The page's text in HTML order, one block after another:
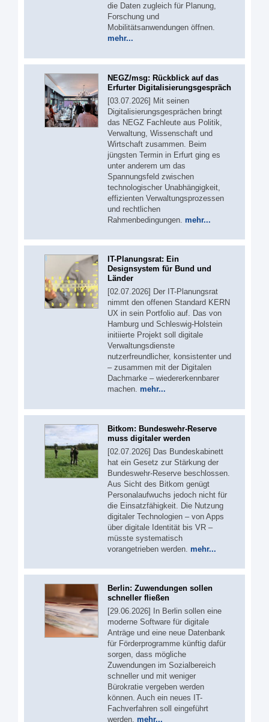
die Daten zugleich für Planung,
Forschung und
Mobilitätsanwendungen öffnen.
mehr...
NEGZ/msg: Rückblick auf das
Erfurter Digitalisierungsgespräch
[03.07.2026] Mit seinen
Digitalisierungsgesprächen bringt
das NEGZ Fachleute aus Politik,
Verwaltung, Wissenschaft und
Wirtschaft zusammen. Beim
jüngsten Termin in Erfurt ging es
unter anderem um das
Spannungsfeld zwischen
technologischer Unabhängigkeit,
effizienten Verwaltungsprozessen
und rechtlichen
Rahmenbedingungen. mehr...
IT-Planungsrat: Ein
Designsystem für Bund und
Länder
[02.07.2026] Der IT-Planungsrat
nimmt den offenen Standard KERN
UX in sein Portfolio auf. Das von
Hamburg und Schleswig-Holstein
initiierte Projekt soll digitale
Verwaltungsdienste
nutzerfreundlicher, konsistenter und
– zusammen mit der Digitalen
Dachmarke – wiedererkennbarer
machen. mehr...
Bitkom: Bundeswehr-Reserve
muss digitaler werden
[02.07.2026] Das Bundeskabinett
hat ein Gesetz zur Stärkung der
Bundeswehr-Reserve beschlossen.
Aus Sicht des Bitkom genügt
Personalaufwuchs jedoch nicht für
die Einsatzfähigkeit. Die Nutzung
digitaler Technologien – von Apps
über digitale Identität bis VR –
müsste systematisch
vorangetrieben werden. mehr...
Berlin: Zuwendungen sollen
schneller fließen
[29.06.2026] In Berlin sollen eine
moderne Software für digitale
Anträge und eine neue Datenbank
für Förderprogramme künftig dafür
sorgen, dass mögliche
Zuwendungen im Sozialbereich
schneller und mit weniger
Bürokratie vergeben werden
können. Auch ein neues IT-
Fachverfahren soll eingeführt
werden. mehr...